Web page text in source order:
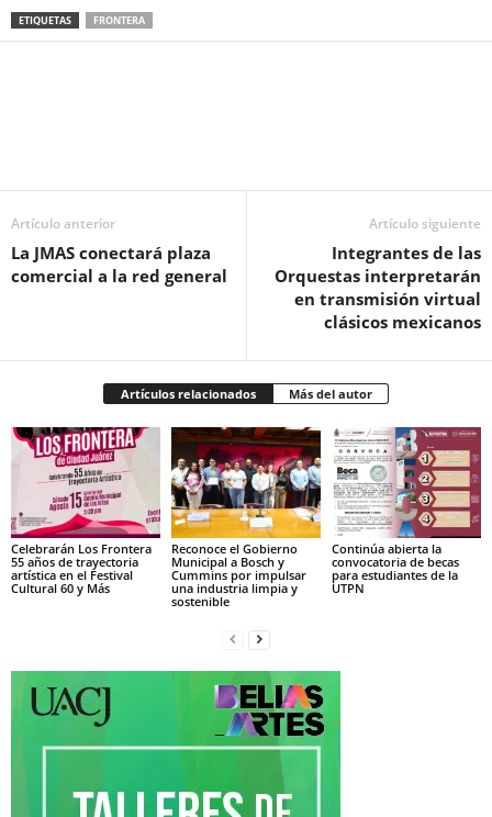
ETIQUETAS FRONTERA
Artículo anterior
La JMAS conectará plaza
comercial a la red general
Artículo siguiente
Integrantes de las
Orquestas interpretarán
en transmisión virtual
clásicos mexicanos
Artículos relacionados Más del autor
Celebrarán Los Frontera
55 años de trayectoria
artística en el Festival
Cultural 60 y Más
Reconoce el Gobierno
Municipal a Bosch y
Cummins por impulsar
una industria limpia y
sostenible
Continúa abierta la
convocatoria de becas
para estudiantes de la
UTPN